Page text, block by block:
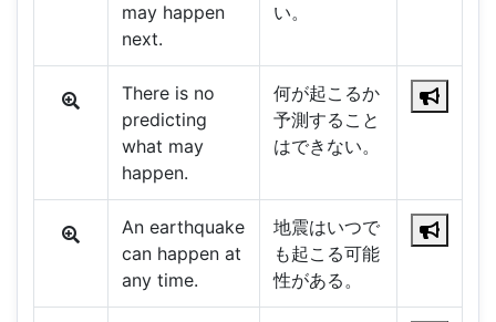
may happen
next.
い。
There is no
predicting
what may
happen.
何が起こるか
予測すること
はできない。
An earthquake
can happen at
any time.
地震はいつで
も起こる可能
性がある。